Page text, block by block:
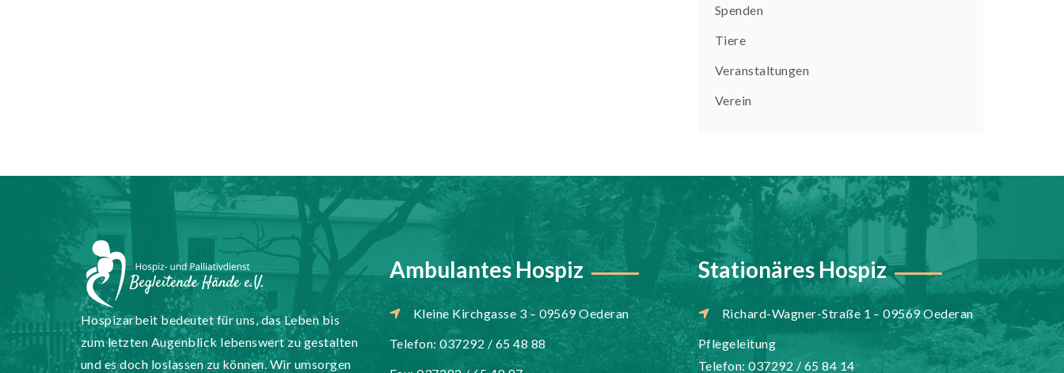
Spenden
Tiere
Veranstaltungen
Verein
Hospizarbeit bedeutet für uns, das Leben bis
zum letzten Augenblick lebenswert zu gestalten
und es doch loslassen zu können. Wir umsorgen
Ambulantes Hospiz
Kleine Kirchgasse 3 – 09569 Oederan
Telefon: 037292 / 65 48 88
Stationäres Hospiz
Richard-Wagner-Straße 1 – 09569 Oederan
Pflegeleitung
Telefon: 037292 / 65 84 14